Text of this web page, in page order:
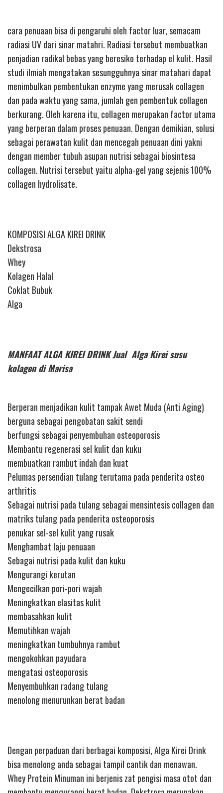
cara penuaan bisa di pengaruhi oleh factor luar, semacam
radiasi UV dari sinar matahri. Radiasi tersebut membuatkan
penjadian radikal bebas yang beresiko terhadap el kulit. Hasil
studi ilmiah mengatakan sesungguhnya sinar matahari dapat
menimbulkan pembentukan enzyme yang merusak collagen
dan pada waktu yang sama, jumlah gen pembentuk collagen
berkurang. Oleh karena itu, collagen merupakan factor utama
yang berperan dalam proses penuaan. Dengan demikian, solusi
sebagai perawatan kulit dan mencegah penuaan dini yakni
dengan member tubuh asupan nutrisi sebagai biosintesa
collagen. Nutrisi tersebut yaitu alpha-gel yang sejenis 100%
collagen hydrolisate.
KOMPOSISI ALGA KIREI DRINK
Dekstrosa
Whey
Kolagen Halal
Coklat Bubuk
Alga
MANFAAT ALGA KIREI DRINK Jual Alga Kirei susu
kolagen di Marisa
Berperan menjadikan kulit tampak Awet Muda (Anti Aging)
berguna sebagai pengobatan sakit sendi
berfungsi sebagai penyembuhan osteoporosis
Membantu regenerasi sel kulit dan kuku
membuatkan rambut indah dan kuat
Pelumas persendian tulang terutama pada penderita osteo
arthritis
Sebagai nutrisi pada tulang sebagai mensintesis collagen dan
matriks tulang pada penderita osteoporosis
penukar sel-sel kulit yang rusak
Menghambat laju penuaan
Sebagai nutrisi pada kulit dan kuku
Mengurangi kerutan
Mengecilkan pori-pori wajah
Meningkatkan elasitas kulit
membasahkan kulit
Memutihkan wajah
meningkatkan tumbuhnya rambut
mengokohkan payudara
mengatasi osteoporosis
Menyembuhkan radang tulang
menolong menurunkan berat badan
Dengan perpaduan dari berbagai komposisi, Alga Kirei Drink
bisa menolong anda sebagai tampil cantik dan menawan.
Whey Protein Minuman ini berjenis zat pengisi masa otot dan